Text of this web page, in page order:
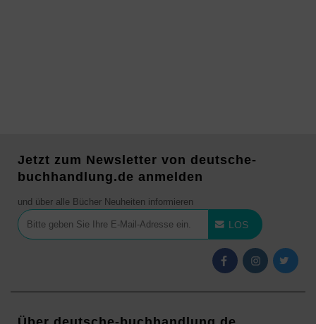
Jetzt zum Newsletter von deutsche-
buchhandlung.de anmelden
und über alle Bücher Neuheiten informieren
LOS